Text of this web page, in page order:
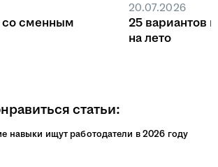
со сменным
20.07.2026
25 вариантов
на лето
статьи:
навыки ищут работодатели в 2026 году